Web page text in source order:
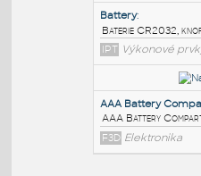
Držáky
F3D
Battery
Baterie
DWG